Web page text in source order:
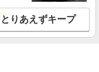
とりあえずキープ